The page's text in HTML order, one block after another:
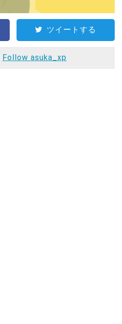
ツイートする
Follow asuka_xp